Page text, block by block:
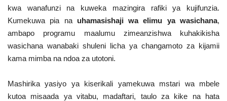
kwa wanafunzi na kuweka mazingira rafiki ya kujifunzia.
Kumekuwa pia na uhamasishaji wa elimu ya wasichana,
ambapo programu maalumu zimeanzishwa kuhakikisha
wasichana wanabaki shuleni licha ya changamoto za kijamii
kama mimba na ndoa za utotoni.
Mashirika yasiyo ya kiserikali yamekuwa mstari wa mbele
kutoa misaada ya vitabu, madaftari, taulo za kike na hata